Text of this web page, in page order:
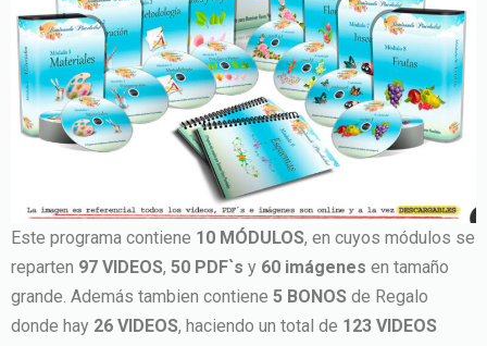
Este programa contiene 10 MÓDULOS, en cuyos módulos se
reparten 97 VIDEOS, 50 PDF`s y 60 imágenes en tamaño
grande. Además tambien contiene 5 BONOS de Regalo
donde hay 26 VIDEOS, haciendo un total de 123 VIDEOS